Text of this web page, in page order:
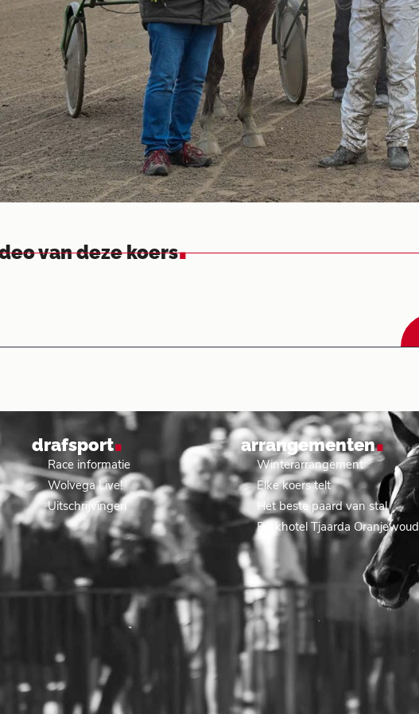
van deze koers.
drafsport.
Race informatie
Wolvega Live!
Uitschrijvingen
arrangementen.
Winterarrangement
Elke koers telt
Het beste paard van stal
Parkhotel Tjaarda Oranjewoud